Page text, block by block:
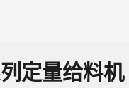
定量给料机